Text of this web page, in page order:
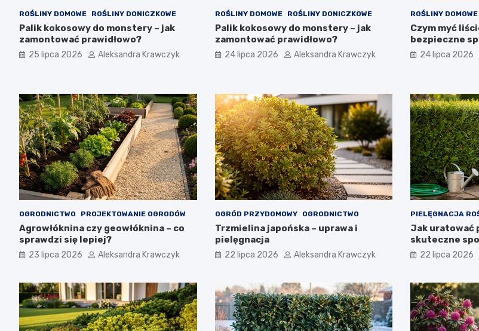
ROŚLINY DOMOWE ROŚLINY DONICZKOWE
Palik kokosowy do monstery – jak
zamontować prawidłowo?
25 lipca 2026 Aleksandra Krawczyk
ROŚLINY DOMOWE ROŚLINY DONICZKOWE
Palik kokosowy do monstery – jak
zamontować prawidłowo?
24 lipca 2026 Aleksandra Krawczyk
ROŚLINY DOMOWE
Czym myć
bezpieczne
24 lipca 2026
OGRODNICTWO PROJEKTOWANIE OGRODÓW
Agrowłóknina czy geowłóknina – co
sprawdzi się lepiej?
23 lipca 2026 Aleksandra Krawczyk
OGRÓD PRZYDOMOWY OGRODNICTWO
Trzmielina japońska – uprawa i
pielęgnacja
22 lipca 2026 Aleksandra Krawczyk
PIELĘGNACJA
Jak uratować
skuteczne
22 lipca 2026